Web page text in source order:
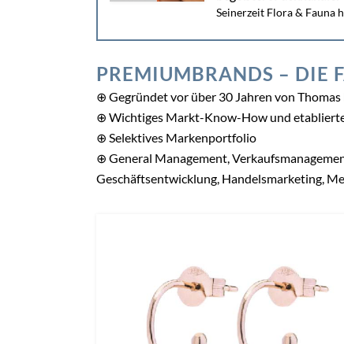
GESCHÜTZTER
Als
Registrieren Sie sich
tägliche Branchen-